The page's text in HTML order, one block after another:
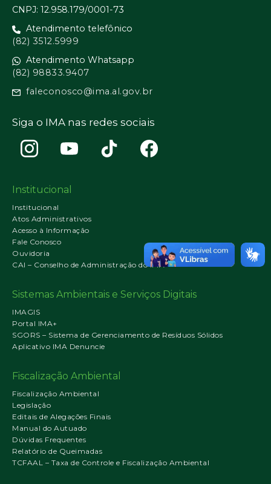
CNPJ: 12.958.179/0001-73
Atendimento telefônico
(82) 3512.5999
Atendimento Whatsapp
(82) 98833.9407
faleconosco@ima.al.gov.br
Siga o IMA nas redes sociais
Institucional
Institucional
Atos Administrativos
Acesso à Informação
Fale Conosco
Ouvidoria
CAI – Conselho de Administração do IMA
Sistemas Ambientais e Serviços Digitais
IMAGIS
Portal IMA+
SGORS – Sistema de Gerenciamento de Resíduos Sólidos
Aplicativo IMA Denuncie
Fiscalização Ambiental
Fiscalização Ambiental
Legislação
Editais de Alegações Finais
Manual do Autuado
Dúvidas Frequentes
Relatório de Queimadas
TCFAAL – Taxa de Controle e Fiscalização Ambiental